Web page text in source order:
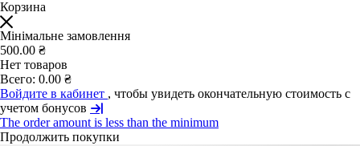
Корзина
Мінімальне замовлення
500.00 ₴
Нет товаров
Всего: 0.00 ₴
Войдите в кабинет , чтобы увидеть окончательную стоимость с
учетом бонусов
The order amount is less than the minimum
Продолжить покупки